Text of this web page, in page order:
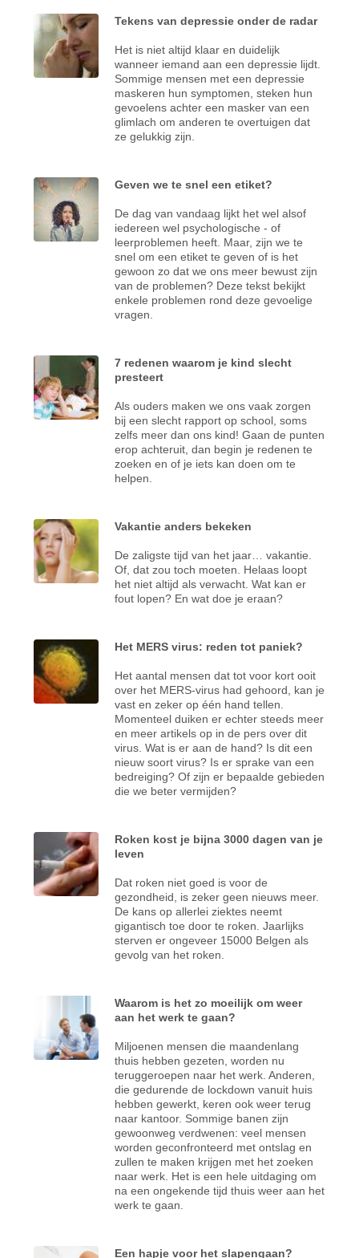
Tekens van depressie onder de radar
Het is niet altijd klaar en duidelijk
wanneer iemand aan een depressie lijdt.
Sommige mensen met een depressie
maskeren hun symptomen, steken hun
gevoelens achter een masker van een
glimlach om anderen te overtuigen dat
ze gelukkig zijn.
Geven we te snel een etiket?
De dag van vandaag lijkt het wel alsof
iedereen wel psychologische - of
leerproblemen heeft. Maar, zijn we te
snel om een etiket te geven of is het
gewoon zo dat we ons meer bewust zijn
van de problemen? Deze tekst bekijkt
enkele problemen rond deze gevoelige
vragen.
7 redenen waarom je kind slecht
presteert
Als ouders maken we ons vaak zorgen
bij een slecht rapport op school, soms
zelfs meer dan ons kind! Gaan de punten
erop achteruit, dan begin je redenen te
zoeken en of je iets kan doen om te
helpen.
Vakantie anders bekeken
De zaligste tijd van het jaar… vakantie.
Of, dat zou toch moeten. Helaas loopt
het niet altijd als verwacht. Wat kan er
fout lopen? En wat doe je eraan?
Het MERS virus: reden tot paniek?
Het aantal mensen dat tot voor kort ooit
over het MERS-virus had gehoord, kan je
vast en zeker op één hand tellen.
Momenteel duiken er echter steeds meer
en meer artikels op in de pers over dit
virus. Wat is er aan de hand? Is dit een
nieuw soort virus? Is er sprake van een
bedreiging? Of zijn er bepaalde gebieden
die we beter vermijden?
Roken kost je bijna 3000 dagen van je
leven
Dat roken niet goed is voor de
gezondheid, is zeker geen nieuws meer.
De kans op allerlei ziektes neemt
gigantisch toe door te roken. Jaarlijks
sterven er ongeveer 15000 Belgen als
gevolg van het roken.
Waarom is het zo moeilijk om weer
aan het werk te gaan?
Miljoenen mensen die maandenlang
thuis hebben gezeten, worden nu
teruggeroepen naar het werk. Anderen,
die gedurende de lockdown vanuit huis
hebben gewerkt, keren ook weer terug
naar kantoor. Sommige banen zijn
gewoonweg verdwenen: veel mensen
worden geconfronteerd met ontslag en
zullen te maken krijgen met het zoeken
naar werk. Het is een hele uitdaging om
na een ongekende tijd thuis weer aan het
werk te gaan.
Een hapje voor het slapengaan?